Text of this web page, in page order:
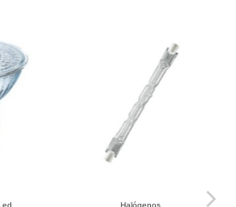
Spot/Reflectoras Led